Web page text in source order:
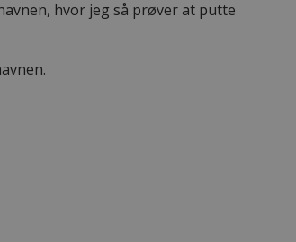
hvor jeg så prøver at putte